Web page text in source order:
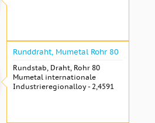
Runddraht, Mumetal Rohr 80
Rundstab, Draht, Rohr 80
Mumetal internationale
Industrieregionalloy - 2,4591